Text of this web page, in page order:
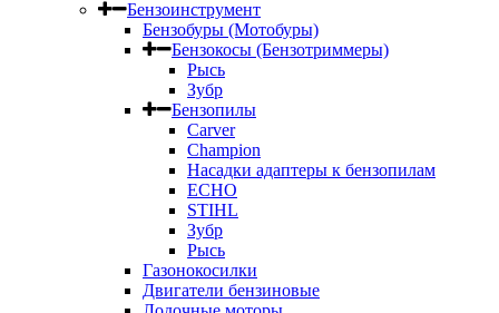
Бензоинструмент
Бензобуры (Мотобуры)
Бензокосы (Бензотриммеры)
Рысь
Зубр
Бензопилы
Carver
Champion
Насадки адаптеры к бензопилам
ECHO
STIHL
Зубр
Рысь
Газонокосилки
Двигатели бензиновые